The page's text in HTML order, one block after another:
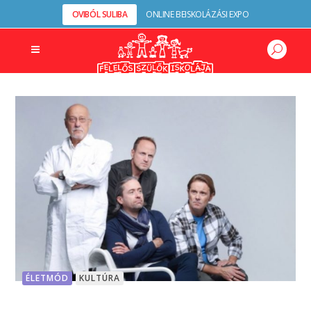
OVIBÓL SULIBA ONLINE BEISKOLÁZÁSI EXPO
ÉLETMÓD KULTÚRA